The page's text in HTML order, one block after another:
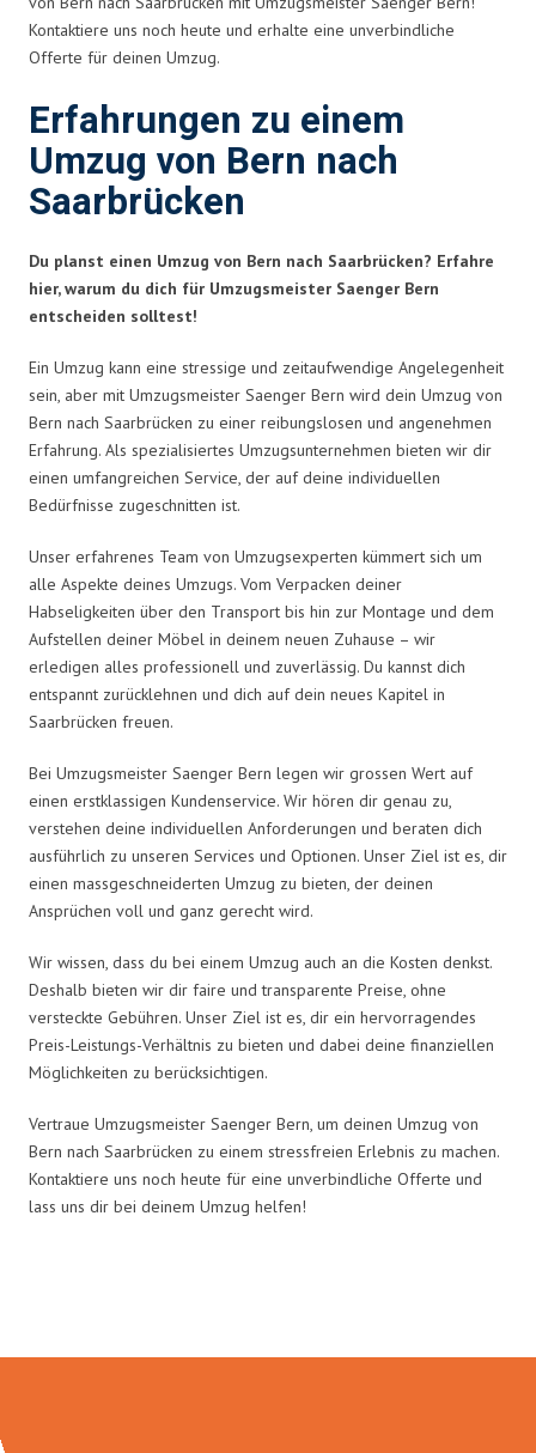
Kontaktiere uns noch heute und erhalte eine unverbindliche
Offerte für deinen Umzug.
Erfahrungen zu einem
Umzug von Bern nach
Saarbrücken
Du planst einen Umzug von Bern nach Saarbrücken? Erfahre
hier, warum du dich für Umzugsmeister Saenger Bern
entscheiden solltest!
Ein Umzug kann eine stressige und zeitaufwendige Angelegenheit
sein, aber mit Umzugsmeister Saenger Bern wird dein Umzug von
Bern nach Saarbrücken zu einer reibungslosen und angenehmen
Erfahrung. Als spezialisiertes Umzugsunternehmen bieten wir dir
einen umfangreichen Service, der auf deine individuellen
Bedürfnisse zugeschnitten ist.
Unser erfahrenes Team von Umzugsexperten kümmert sich um
alle Aspekte deines Umzugs. Vom Verpacken deiner
Habseligkeiten über den Transport bis hin zur Montage und dem
Aufstellen deiner Möbel in deinem neuen Zuhause – wir
erledigen alles professionell und zuverlässig. Du kannst dich
entspannt zurücklehnen und dich auf dein neues Kapitel in
Saarbrücken freuen.
Bei Umzugsmeister Saenger Bern legen wir grossen Wert auf
einen erstklassigen Kundenservice. Wir hören dir genau zu,
verstehen deine individuellen Anforderungen und beraten dich
ausführlich zu unseren Services und Optionen. Unser Ziel ist es, dir
einen massgeschneiderten Umzug zu bieten, der deinen
Ansprüchen voll und ganz gerecht wird.
Wir wissen, dass du bei einem Umzug auch an die Kosten denkst.
Deshalb bieten wir dir faire und transparente Preise, ohne
versteckte Gebühren. Unser Ziel ist es, dir ein hervorragendes
Preis-Leistungs-Verhältnis zu bieten und dabei deine finanziellen
Möglichkeiten zu berücksichtigen.
Vertraue Umzugsmeister Saenger Bern, um deinen Umzug von
Bern nach Saarbrücken zu einem stressfreien Erlebnis zu machen.
Kontaktiere uns noch heute für eine unverbindliche Offerte und
lass uns dir bei deinem Umzug helfen!